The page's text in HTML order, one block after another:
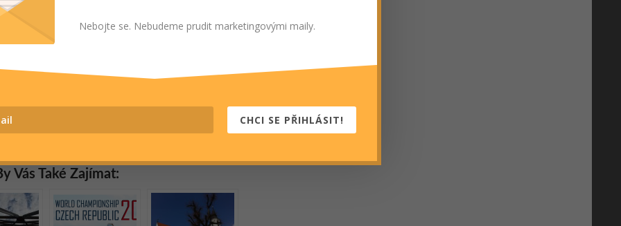
moc rád podělím tím, že doporučím ta opravdu krásná
stála za to navštívit, vidět, zažít, vyfotit, ochutnat, spatřit
nim třeba přivonět.
Vás Také Zajímat:
Nebojte se. Nebudeme prudit marketingovými maily.
CHCI SE PŘIHLÁSIT!